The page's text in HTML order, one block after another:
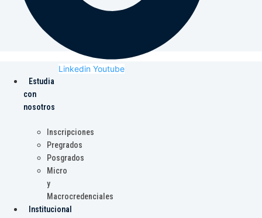
Linkedin Youtube
Estudia
con
nosotros
Inscripciones
Pregrados
Posgrados
Micro
y
Macrocredenciales
Institucional